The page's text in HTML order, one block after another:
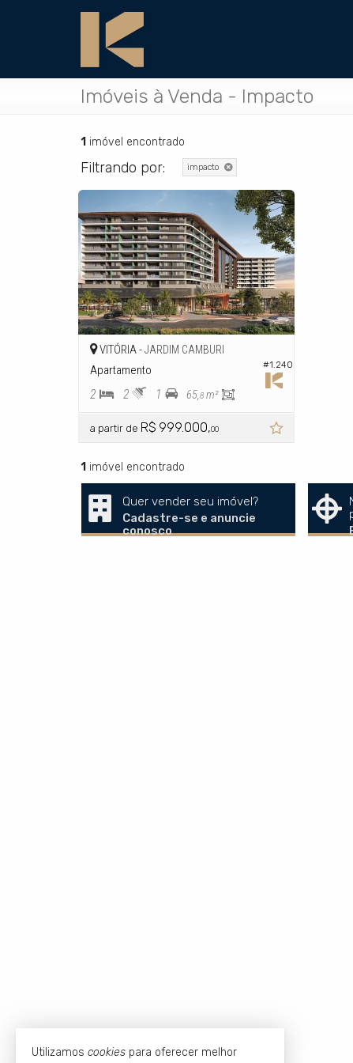
Imóveis à Venda - Impacto
1 imóvel encontrado
Filtrando por: impacto
#1.240
VITÓRIA -JARDIM CAMBURI
Apartamento
2 2 1 65,8 m²
a partir de R$ 999.000,00
1 imóvel encontrado
Quer vender seu imóvel?
Cadastre-se e anuncie
conosco
Utilizamos cookies para oferecer melhor